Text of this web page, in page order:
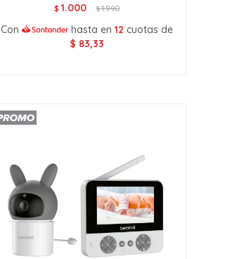
$ 1.000 $1.990
Con hasta en12 cuotas de
$ 83,33